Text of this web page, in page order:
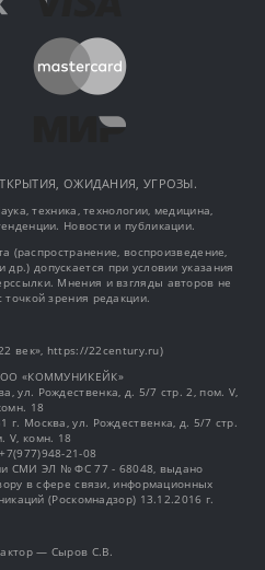
ОЖИДАНИЯ, УГРОЗЫ.
техника, технологии, медицина,
Новости и публикации.
(распространение, воспроизведение,
допускается при условии указания
Мнения и взгляды авторов не
точкой зрения редакции.
век», https://22century.ru)
«КОММУНИКЕЙК»
ул. Рождественка, д. 5/7 стр. 2, пом. V,
18
г. Москва, ул. Рождественка, д. 5/7 стр.
V, комн. 18
21-08
СМИ ЭЛ № ФС 77 - 68048, выдано
в сфере связи, информационных
(Роскомнадзор) 13.12.2016 г.
— Сыров С.В.